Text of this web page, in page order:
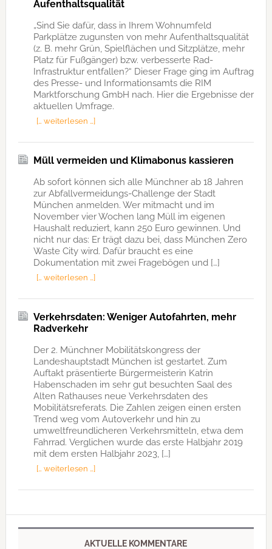
Aufenthaltsqualität
„Sind Sie dafür, dass in Ihrem Wohnumfeld
Parkplätze zugunsten von mehr Aufenthaltsqualität
(z. B. mehr Grün, Spielflächen und Sitzplätze, mehr
Platz für Fußgänger) bzw. verbesserte Rad-
Infrastruktur entfallen?“ Dieser Frage ging im Auftrag
des Presse- und Informationsamts die RIM
Marktforschung GmbH nach. Hier die Ergebnisse der
aktuellen Umfrage.
[… weiterlesen …]
Müll vermeiden und Klimabonus kassieren
Ab sofort können sich alle Münchner ab 18 Jahren
zur Abfallvermeidungs-Challenge der Stadt
München anmelden. Wer mitmacht und im
November vier Wochen lang Müll im eigenen
Haushalt reduziert, kann 250 Euro gewinnen. Und
nicht nur das: Er trägt dazu bei, dass München Zero
Waste City wird. Dafür braucht es eine
Dokumentation mit zwei Fragebögen und […]
[… weiterlesen …]
Verkehrsdaten: Weniger Autofahrten, mehr
Radverkehr
Der 2. Münchner Mobilitätskongress der
Landeshauptstadt München ist gestartet. Zum
Auftakt präsentierte Bürgermeisterin Katrin
Habenschaden im sehr gut besuchten Saal des
Alten Rathauses neue Verkehrsdaten des
Mobilitätsreferats. Die Zahlen zeigen einen ersten
Trend weg vom Autoverkehr und hin zu
umweltfreundlicheren Verkehrsmitteln, etwa dem
Fahrrad. Verglichen wurde das erste Halbjahr 2019
mit dem ersten Halbjahr 2023, […]
[… weiterlesen …]
AKTUELLE KOMMENTARE